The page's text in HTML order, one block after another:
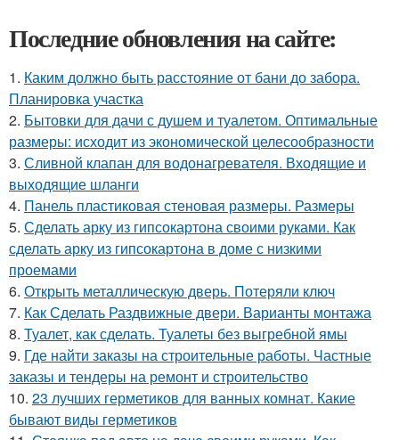
Последние обновления на сайте:
1. Каким должно быть расстояние от бани до забора.
Планировка участка
2. Бытовки для дачи с душем и туалетом. Оптимальные
размеры: исходит из экономической целесообразности
3. Сливной клапан для водонагревателя. Входящие и
выходящие шланги
4. Панель пластиковая стеновая размеры. Размеры
5. Сделать арку из гипсокартона своими руками. Как
сделать арку из гипсокартона в доме с низкими
проемами
6. Открыть металлическую дверь. Потеряли ключ
7. Как Сделать Раздвижные двери. Варианты монтажа
8. Туалет, как сделать. Туалеты без выгребной ямы
9. Где найти заказы на строительные работы. Частные
заказы и тендеры на ремонт и строительство
10. 23 лучших герметиков для ванных комнат. Какие
бывают виды герметиков